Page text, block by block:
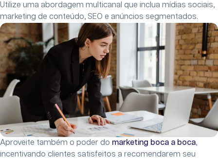
Utilize uma abordagem multicanal que inclua mídias sociais,
marketing de conteúdo, SEO e anúncios segmentados.
Aproveite também o poder do marketing boca a boca,
incentivando clientes satisfeitos a recomendarem seu